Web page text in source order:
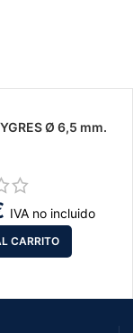
Ø 6,5 mm.
IVA no incluido
CARRITO